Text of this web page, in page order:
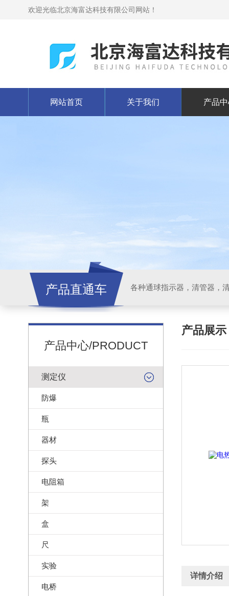
欢迎光临北京海富达科技有限公司网站！
网站首页 关于我们 产品
产品直通车 各种通球指示器，清管器，
产品中心/PRODUCT
测定仪
防爆
瓶
器材
探头
电阻箱
架
盒
尺
实验
电桥
产品展示
详情介绍